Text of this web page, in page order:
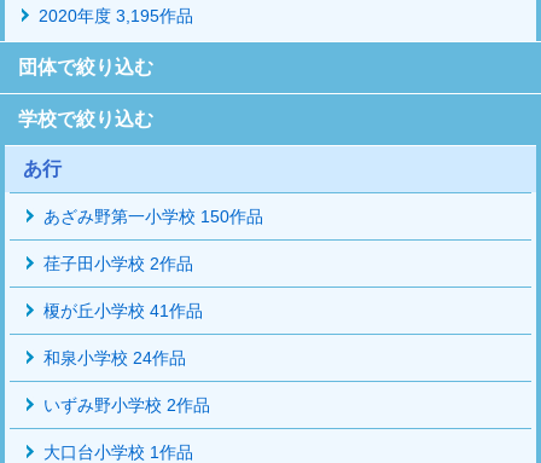
2020年度 3,195作品
団体で絞り込む
学校で絞り込む
あ行
あざみ野第一小学校 150作品
荏子田小学校 2作品
榎が丘小学校 41作品
和泉小学校 24作品
いずみ野小学校 2作品
大口台小学校 1作品